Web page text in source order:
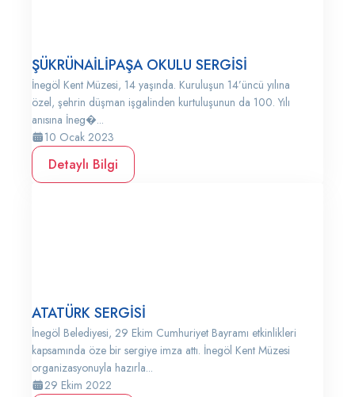
ŞÜKRÜNAİLİPAŞA OKULU SERGİSİ
İnegöl Kent Müzesi, 14 yaşında. Kuruluşun 14’üncü yılına
özel, şehrin düşman işgalinden kurtuluşunun da 100. Yılı
anısına İneg�...
10 Ocak 2023
Detaylı Bilgi
ATATÜRK SERGİSİ
İnegöl Belediyesi, 29 Ekim Cumhuriyet Bayramı etkinlikleri
kapsamında öze bir sergiye imza attı. İnegöl Kent Müzesi
organizasyonuyla hazırla...
29 Ekim 2022